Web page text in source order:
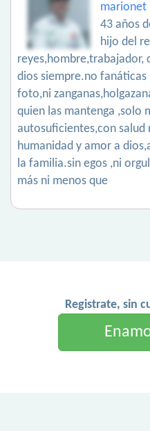
marionet
43 años
hijo del
reyes,hombre,trabajador,
dios siempre.no fanáticas
foto,ni
quien las mantenga ,solo
autosuficientes,con salud
humanidad y amor a
la familia.sin egos ,ni
más ni menos que
Registrate, sin